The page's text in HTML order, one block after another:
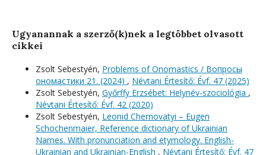
Ugyanannak a szerző(k)nek a legtöbbet olvasott
cikkei
Zsolt Sebestyén, Problems of Onomastics / Вопросы
oномастики 21. (2024) , Névtani Értesítő: Évf. 47 (2025)
Zsolt Sebestyén, Győrffy Erzsébet: Helynév-szociológia ,
Névtani Értesítő: Évf. 42 (2020)
Zsolt Sebestyén, Leonid Chernovatyi – Eugen
Schochenmaier, Reference dictionary of Ukrainian
Names. With pronunciation and etymology. English-
Ukrainian and Ukrainian-English , Névtani Értesítő: Évf. 47